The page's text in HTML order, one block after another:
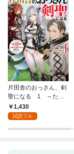
片田舎のおっさん、剣
聖になる 1 ～ただ
の田舎の剣術師範だっ
たのに、大成した弟子
ない件～
1,430
試読フル